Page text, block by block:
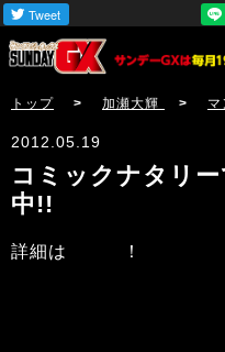
トップ > 加瀬大輝 > マ
2012.05.19
コミックナタリ
中!!
サンデーGX
詳細は ！